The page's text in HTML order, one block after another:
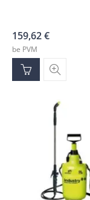
159,62€
be PVM